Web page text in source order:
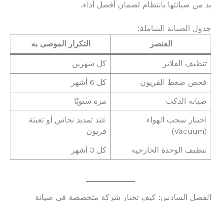
بد من صيانتها بانتظام لضمان أفضل أداء.
جدول الصيانة الشاملة:
العنصر
التكرار الموصى به
تنظيف الفلاتر كل شهرين
فحص ضغط الفريون كل 6 أشهر
صيانة الدكت مرة سنويًا
اختبار سحب الهواء
(Vacuum)
عند تمديد نحاس أو تعبئة
فريون
تنظيف الوحدة الخارجية كل 3 أشهر
الفصل السادس: كيف تختار شركة متخصصة في صيانة